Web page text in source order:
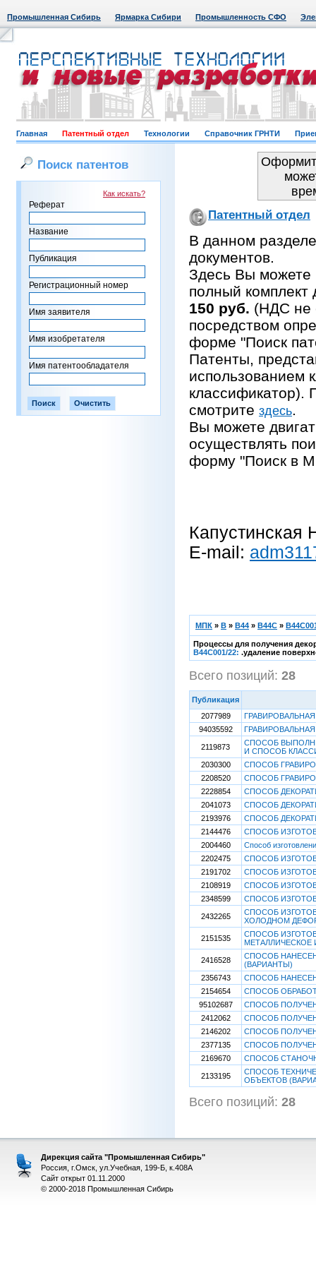
Промышленная Сибирь Ярмарка Сибири Промышленность СФО
Главная Патентный отдел Технологии Справочник ГРНТИ
Поиск патентов
Как искать?
Реферат
Название
Публикация
Регистрационный номер
Имя заявителя
Имя изобретателя
Имя патентообладателя
Патентный отдел
В данном
документов.
Здесь Вы можете
полный комплект
150 руб. (НДС не
посредством
форме "Поиск
Патенты,
использованием
классификатор).
смотрите здесь.
Вы можете
осуществлять
форму "Поиск в
Капустинская
E-mail:
МПК » B » B44 » B44C »
Процессы для получения
B44C001/22: .удаление
Всего позиций: 28
Публикация
2077989
94035592
2119873
СПОСОБ
И СПОСОБ
2030300
СПОСОБ
2208520
СПОСОБ
2228854
СПОСОБ
2041073
СПОСОБ
2193976
СПОСОБ
2144476
СПОСОБ
2004460
Способ
2202475
СПОСОБ
2191702
СПОСОБ
2108919
СПОСОБ
2348599
СПОСОБ
2432265
СПОСОБ
ХОЛОДНОМ
2151535
СПОСОБ
МЕТАЛЛИЧЕСКОЕ
2416528
СПОСОБ
(ВАРИАНТЫ)
2356743
СПОСОБ
2154654
СПОСОБ
95102687
СПОСОБ
2412062
СПОСОБ
2146202
СПОСОБ
2377135
СПОСОБ
2169670
СПОСОБ
2133195
СПОСОБ
ОБЪЕКТОВ
Всего позиций: 28
Дирекция сайта "Промышленная Сибирь"
Россия, г.Омск, ул.Учебная, 199-Б, к.408А
Сайт открыт 01.11.2000
© 2000-2018 Промышленная Сибирь